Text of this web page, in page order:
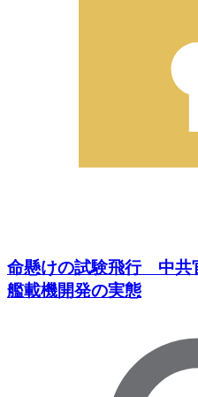
命懸けの試験飛行 中共
艦載機開発の実態